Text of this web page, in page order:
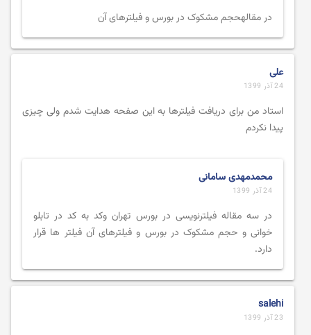
در مقالهحجم مشکوک در بورس و فیلترهای آن
علی
24 آذر 1399
استاد من برای دریافت فیلترها به این صفحه هدایت شدم ولی چیزی
پیدا نکردم
محمدمهدی سامانی
24 آذر 1399
در سه مقاله فیلترنویسی در بورس تهران وکد به کد در تابلو
خوانی و حجم مشکوک در بورس و فیلترهای آن فیلتر ها قرار
دارد.
salehi
23 آذر 1399